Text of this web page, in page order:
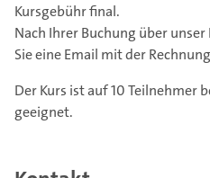
Kursgebühr final.
Nach Ihrer Buchung über
Sie eine Email mit der
Der Kurs ist auf 10 Teilnehmer
geeignet.